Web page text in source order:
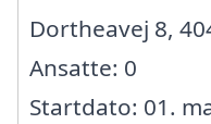
Dortheavej 8,
Ansatte: 0
Startdato: 01.